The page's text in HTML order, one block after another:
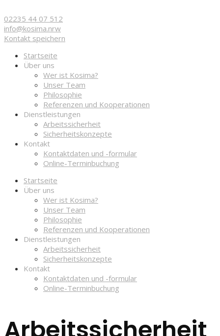
02235 44 07 512
info@ko­sima.nrw
Kontakt speichern
Startseite
Über uns
Wer ist Kosima?
Unser Team
Philosophie
Referenzen und Kooperationen
Dienstleistungen
Arbeitssicherheit
Sicherheitskonzepte
Kontakt
Kontaktdaten und -formular
Online-Terminbuchung
Startseite
Über uns
Wer ist Kosima?
Unser Team
Philosophie
Referenzen und Kooperationen
Dienstleistungen
Arbeitssicherheit
Sicherheitskonzepte
Kontakt
Kontaktdaten und -formular
Online-Terminbuchung